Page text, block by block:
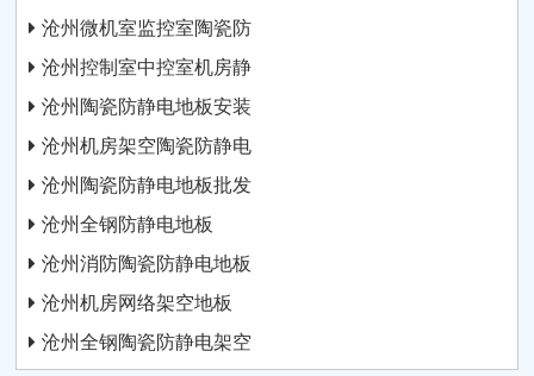
沧州微机室监控室陶瓷防
沧州控制室中控室机房静
沧州陶瓷防静电地板安装
沧州机房架空陶瓷防静电
沧州陶瓷防静电地板批发
沧州全钢防静电地板
沧州消防陶瓷防静电地板
沧州机房网络架空地板
沧州全钢陶瓷防静电架空